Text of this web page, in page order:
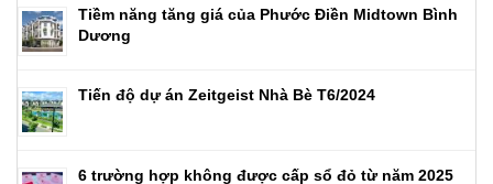
Tiềm năng tăng giá của Phước Điền Midtown Bình
Dương
Tiến độ dự án Zeitgeist Nhà Bè T6/2024
6 trường hợp không được cấp sổ đỏ từ năm 2025